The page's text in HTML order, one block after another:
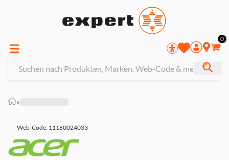
0
»
Web-Code: 11160024033